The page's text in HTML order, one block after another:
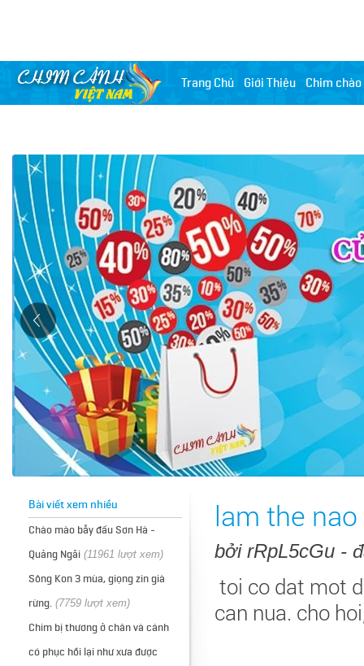
Trang Chủ Giới Thiệu Chim
Bài viết xem nhiều
Chào mào bẫy đấu Sơn Hà -
Quảng Ngãi (11961 lượt xem)
Sông Kon 3 mùa, giọng zin già
rừng. (7759 lượt xem)
Chim bị thương ở chân và cánh
có phục hồi lại như xưa được
lam the nao
bởi rRpL5cGu -
toi co dat mot
can nua. cho